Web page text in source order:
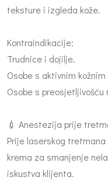
teksture i izgleda kože.
Kontraindikacije:
Trudnice i dojilje.
Osobe s aktivnim
Osobe s
💉 Anestezija prije
Prije laserskog
krema za smanjenje
iskustva klijenta.